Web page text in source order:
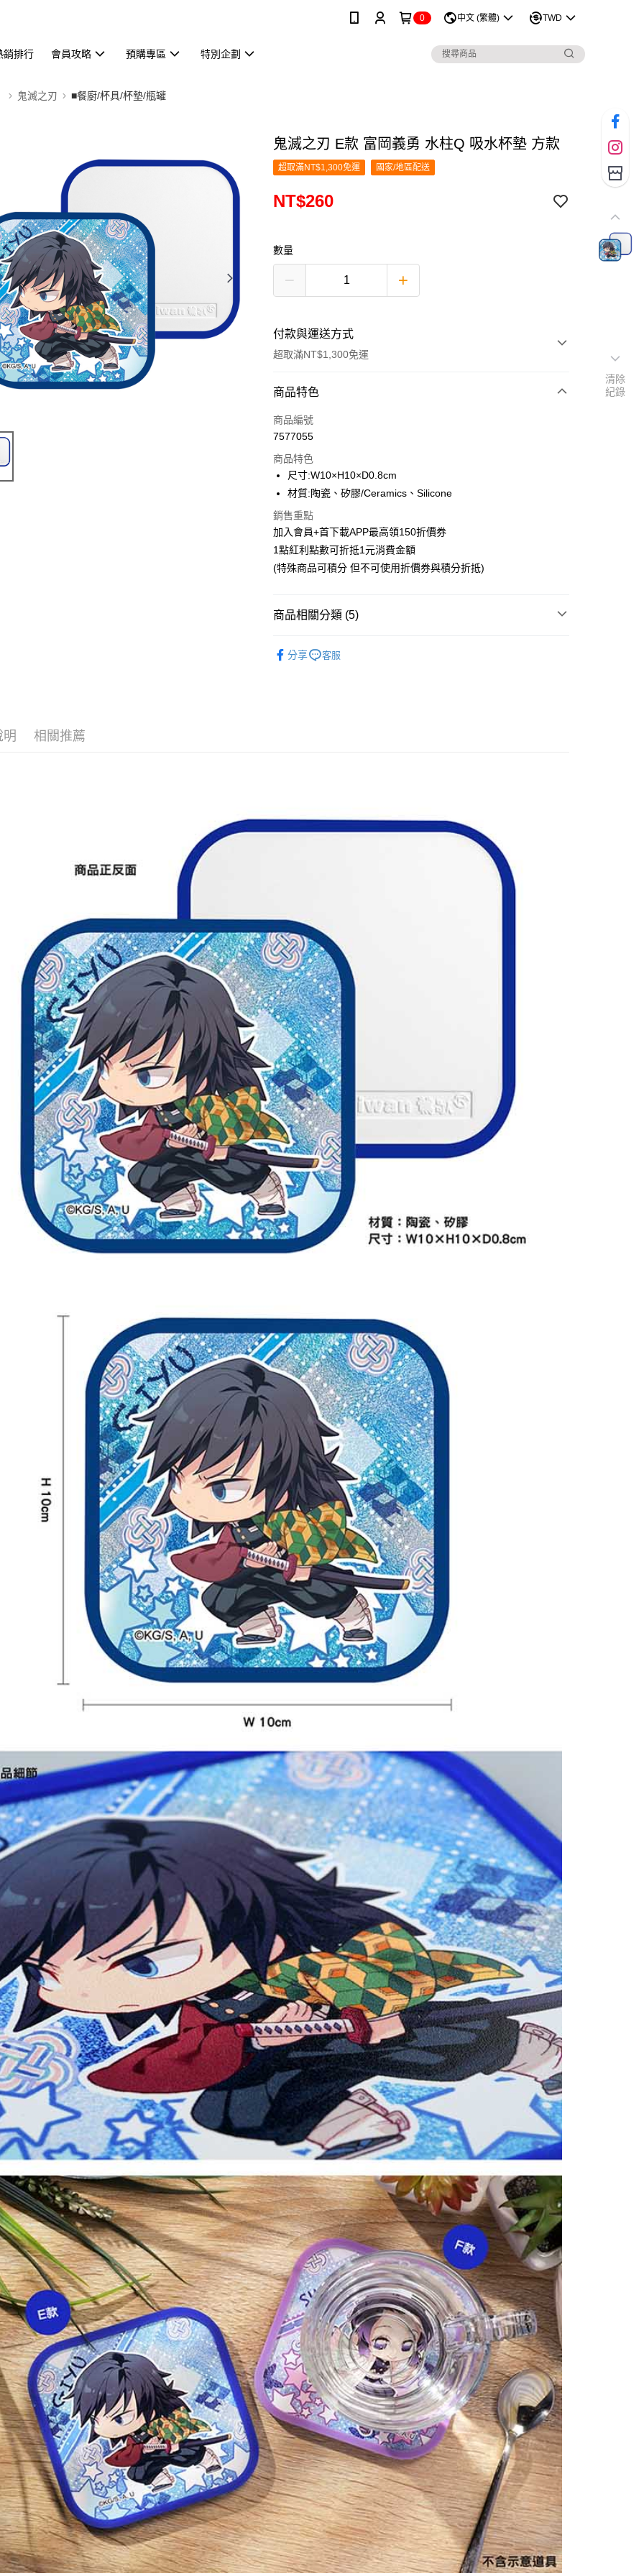
0 中文 (繁體) TWD
銷排行 會員攻略 預購專區 特別企劃
鬼滅之刃 ■餐廚/杯具/杯墊/瓶罐
鬼滅之刃 E款 富岡義勇 水柱Q 吸水杯墊 方款
超取滿NT$1,300免運 國家/地區配送
NT$260
數量
付款與運送方式
超取滿NT$1,300免運
付款方式
信用卡一次付款
LINE Pay
Apple Pay
悠遊付
Google Pay
ATM付款
運送方式
每筆NT$65，滿NT$1,300(含以上)免運費
每筆NT$100，滿NT$1,300(含以上)免運費
宅配-離島(澎湖/金門/馬祖)-木棉花樂園專用
每筆NT$220
黑貓宅配-貨到付款
每筆NT$150
✈️ 海外配送
商品特色
商品編號
7577055
商品特色
尺寸:W10×H10×D0.8cm
材質:陶瓷、矽膠/Ceramics、Silicone
銷售重點
加入會員+首下載APP最高領150折價券
1點紅利點數可折抵1元消費金額
(特殊商品可積分 但不可使用折價券與積分折抵)
商品相關分類 (5)
刃
■餐廚/杯具/杯墊/瓶罐
分享 客服
明 相關推薦
清除
紀錄